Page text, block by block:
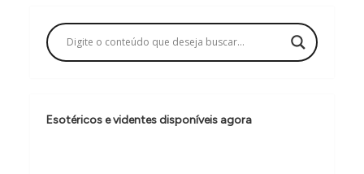
g
a
ç
o
Esotéricos e videntes disponíveis agora